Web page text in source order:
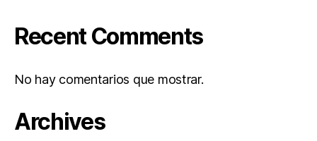
Recent Comments
No hay comentarios que mostrar.
Archives